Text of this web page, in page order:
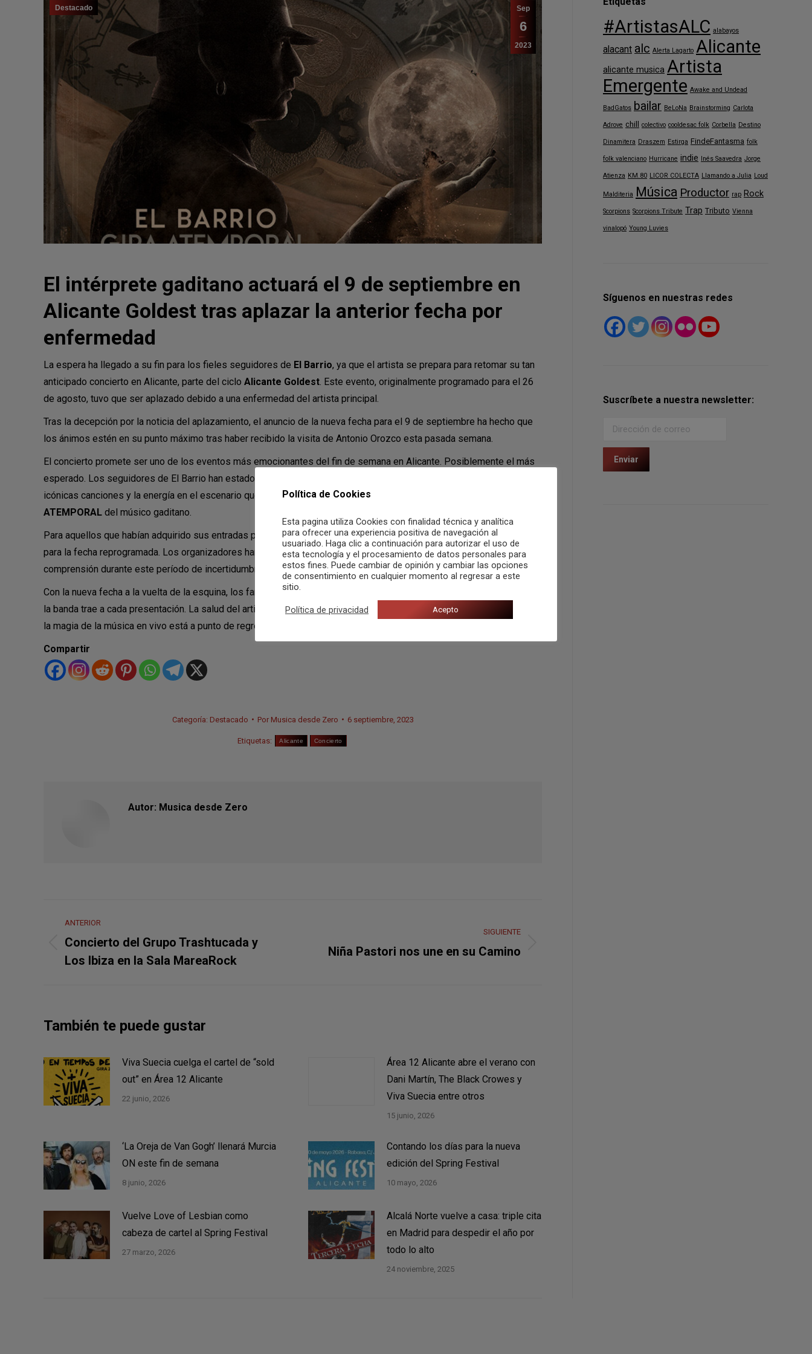
Sep
6
2023
Destacado
El intérprete gaditano actuará el 9 de septiembre en
Alicante Goldest tras aplazar la anterior fecha por
enfermedad
La espera ha llegado a su fin para los fieles seguidores de El Barrio, ya que el artista se prepara para retomar su tan
anticipado concierto en Alicante, parte del ciclo Alicante Goldest . Este evento, originalmente programado para el 26
de agosto, tuvo que ser aplazado debido a una enfermedad del artista principal.
Tras la decepción por la noticia del aplazamiento, el anuncio de la nueva fecha para el 9 de septiembre ha hecho que
los ánimos estén en su punto máximo tras haber recibido la visita de Antonio Orozco esta pasada semana.
El concierto promete ser uno de los eventos más emocionantes del fin de semana en Alicante. Posiblemente el más
esperado. Los seguidores de El Barrio han estado esperando ansiosamente la oportunidad de disfrutar de las
icónicas canciones y la energía en el escenario que caracterizan a esta banda, cuyo concierto forma parte de la
ATEMPORAL del músico gaditano.
Para aquellos que habían adquirido sus entradas previamente, se ha confirmado que estas seguirán siendo válidas
para la fecha reprogramada. Los organizadores han expresado su agradecimiento a los fans por su paciencia y
comprensión durante este período de incertidumbre.
Con la nueva fecha a la vuelta de la esquina, los fans de El Barrio están listos para celebrar la música y la pasión que
la banda trae a cada presentación. La salud del artista ha sido su principal preocupación, y ahora, con su recuperación,
la magia de la música en vivo está a punto de regresar a Alicante. ¡Prepárense para una noche inolvidable!
Compartir
Categoría: Destacado Por Musica desde Zero 6 septiembre, 2023
Etiquetas: Alicante Concierto
Autor: Musica desde Zero
entre
publicaciones
ANTERIOR
Publicación
anterior:
Concierto del Grupo Trashtucada y
Los Ibiza en la Sala MareaRock
SIGUIENTE
Publicación
Niña Pastori nos une en su Camino
También te puede gustar
Viva Suecia cuelga el cartel de “sold
out” en Área 12 Alicante
22 junio, 2026
Área 12 Alicante abre el verano con
Dani Martín, The Black Crowes y
Viva Suecia entre otros
15 junio, 2026
‘La Oreja de Van Gogh’ llenará Murcia
ON este fin de semana
8 junio, 2026
Contando los días para la nueva
edición del Spring Festival
10 mayo, 2026
Vuelve Love of Lesbian como
cabeza de cartel al Spring Festival
27 marzo, 2026
Alcalá Norte vuelve a casa: triple cita
en Madrid para despedir el año por
todo lo alto
24 noviembre, 2025
#ArtistasALC alabayos
alacant alc Alerta Lagarto Alicante
alicante musica Artista
Emergente Awake and Undead
BadGatos bailar BeLoNa Brainstorming Carlota
Adrove chill colectivo cooldesac folk Corbella Destino
Dinamitera Draszem Estirga FindeFantasma folk
folk valenciano Hurricane indie Inés Saavedra Jorge
Atienza KM.80 LICOR COLECTA Llamando a Julia Loud
Malditeria Música Productor rap Rock
Scorpions Scorpions Tribute Trap Tributo Vienna
vinalopó Young Luvies
Síguenos en nuestras redes
Suscríbete a nuestra newsletter:
Política de Cookies
Esta pagina utiliza Cookies con finalidad técnica y analítica
para ofrecer una experiencia positiva de navegación al
usuariado. Haga clic a continuación para autorizar el uso de
esta tecnología y el procesamiento de datos personales para
estos fines. Puede cambiar de opinión y cambiar las opciones
de consentimiento en cualquier momento al regresar a este
sitio.
Política de privacidad Acepto